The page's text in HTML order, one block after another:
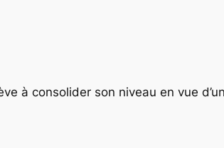
à consolider son niveau en vue